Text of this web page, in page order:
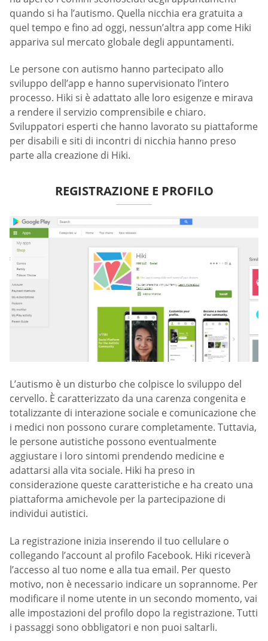
quando si ha l’autismo. Quella nicchia era gratuita a
quel tempo e fino ad oggi, nessun’altra app come Hiki
appariva sul mercato globale degli appuntamenti.
Le persone con autismo hanno partecipato allo
sviluppo dell’app e hanno supervisionato l’intero
processo. Hiki si è adattato alle loro esigenze e mirava
a rendere il servizio comprensibile e chiaro.
Sviluppatori esperti che hanno lavorato su piattaforme
per disabili e siti di incontri di nicchia hanno preso
parte alla creazione di Hiki.
REGISTRAZIONE E PROFILO
L’autismo è un disturbo che colpisce lo sviluppo del
cervello. È caratterizzato da una carenza congenita e
totalizzante di interazione sociale e comunicazione che
i medici non possono curare completamente. Tuttavia,
le persone autistiche possono eventualmente
aggiustare i loro sintomi prendendo medicine e
adattarsi alla vita sociale. Hiki ha preso in
considerazione queste caratteristiche e ha creato una
piattaforma amichevole per la partecipazione di
individui autistici.
La registrazione inizia inserendo il tuo cellulare o
collegando l’account al profilo Facebook. Hiki riceverà
l’accesso al tuo nome e alla tua email. Per questo
motivo, non è necessario indicare un soprannome. Per
modificare il nome utente in un secondo momento, vai
alle impostazioni del profilo dopo la registrazione. Tutti
i passaggi sono obbligatori e non puoi saltarli.